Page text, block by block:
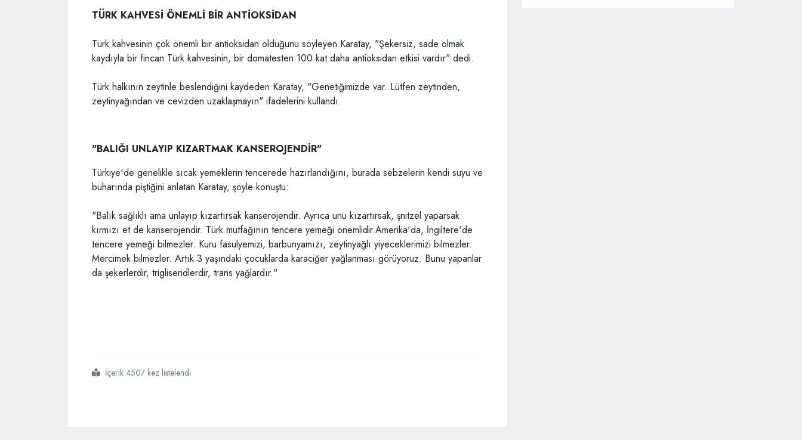
TÜRK KAHVESİ ÖNEMLİ BİR ANTİOKSİDAN
Türk kahvesinin çok önemli bir antioksidan olduğunu söyleyen Karatay, "Şekersiz, sade olmak
kaydıyla bir fincan Türk kahvesinin, bir domatesten 100 kat daha antioksidan etkisi vardır" dedi.
Türk halkının zeytinle beslendiğini kaydeden Karatay, "Genetiğimizde var. Lütfen zeytinden,
zeytinyağından ve cevizden uzaklaşmayın" ifadelerini kullandı.
"BALIĞI UNLAYIP KIZARTMAK KANSEROJENDİR"
Türkiye'de genelikle sıcak yemeklerin tencerede hazırlandığını, burada sebzelerin kendi suyu ve
buharında piştiğini anlatan Karatay, şöyle konuştu:
"Balık sağlıklı ama unlayıp kızartırsak kanserojendir. Ayrıca unu kızartırsak, şnitzel yaparsak
kırmızı et de kanserojendir. Türk mutfağının tencere yemeği önemlidir.Amerika'da, İngiltere'de
tencere yemeği bilmezler. Kuru fasulyemizi, barbunyamızı, zeytinyağlı yiyeceklerimizi bilmezler.
Mercimek bilmezler. Artık 3 yaşındaki çocuklarda karaciğer yağlanması görüyoruz. Bunu yapanlar
da şekerlerdir, trigliseridlerdir, trans yağlardır."
#canan karatay
#gdolu gıdalar
#kanada
#mercimek
İçerik 4507 kez listelendi